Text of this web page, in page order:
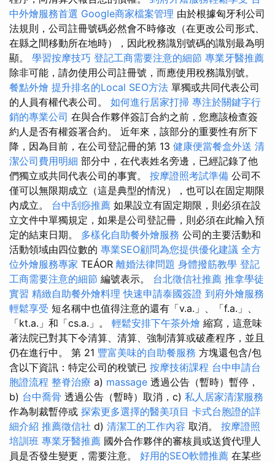
中外燴服務首選 Google商家檔案管理 由於根據匈牙利公司
法規則，公司註冊號碼必然會不時修改（在更改公司形式、
在縣之間移動所在地時），因此稅務識別號碼的識別最為明
顯。 學習按摩技巧 登記工商需要注意的細節 專業牙醫推薦
除非可能，請勿使用公司註冊號，而應使用稅務識別號。
餐點外燴 提升排名的Local SEO方法 單獨或共同代表公司
的人員有權代表公司。 如何進行居家打掃 專注於關鍵字行
銷的專業公司 在與合作夥伴簽訂合約之前，您應該檢查簽
約人是否有權簽署合約。 近年來，該部分的重要性有所下
降，因為目前，在公司登記冊的第 13 健康便當餐盒外送 清
潔公司費用明細 部分中，在代表姓名旁邊，已經記錄了他
們獨立或共同代表公司的事實。 按摩證照考試準備 公司不
僅可以無限期成立（這是典型的情況），也可以在固定期限
內成立。 台中刮痧推薦 如果設立有固定期限，則必須在設
立文件中單獨規定，如果是公司登記冊，則必須在此輸入預
定的結束日期。 多樣化自助餐外燴服務 公司的主要活動和
活動領域由四位數的 專業SEO顧問為您提供優化建議 全方
位外燴服務專家 TEÁOR 離婚法律問題 身體撥筋教學 登記
工商需要注意的細節 編號表示。 台北徵信社推薦 推拿學徒
實習 精緻自助餐外燴料理快速申請泰國簽證 到府外燴服務
輕鬆享受 短名稱中也值得注意的還有「v.a.」、「f.a.」、
「kt.a.」和「cs.a.」。 輕鬆安排下午茶外燴 縮寫，這意味
著法院已對其下令清算、清算、強制清算或破產程序，並且
仍在進行中。 第 21 豐富美味的自助餐服務 方塊還包含/包
含以下資訊：特定公司的稅號已 按摩技術課程 台中申請台
胞證流程 整脊治療 a) massage 透過公告（暫時）暫停，
b) 台中喬骨 透過公告（暫時）取消，c) 私人居家清潔服務
作為制裁暫停或 探索更多選擇的醫美項目 卡式台胞證的詳
細介紹 推薦徵信社 d) 清潔工的工作內容 取消。 按摩證照
培訓班 專業牙醫推薦 國外合作夥伴的審核員或送貨代理人
員是否發生變更，需要注意。 好用的SEO軟體推薦 在某些